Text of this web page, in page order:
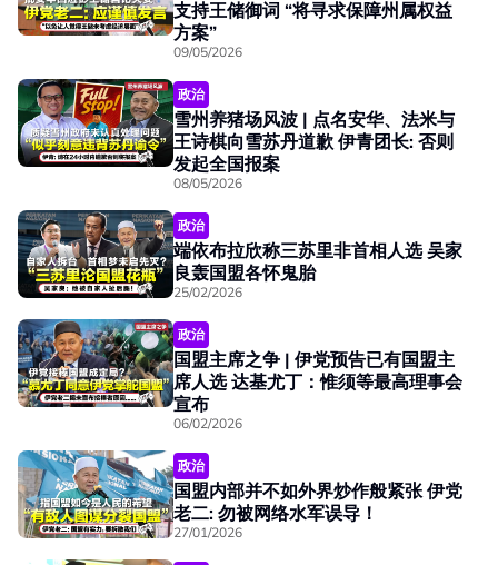
支持王储御词 “将寻求保障州属权益
方案”
09/05/2026
政治
雪州养猪场风波 | 点名安华、法米与
王诗棋向雪苏丹道歉 伊青团长: 否则
发起全国报案
08/05/2026
政治
端依布拉欣称三苏里非首相人选 吴家
良轰国盟各怀鬼胎
25/02/2026
政治
国盟主席之争 | 伊党预告已有国盟主
席人选 达基尤丁：惟须等最高理事会
宣布
06/02/2026
政治
国盟内部并不如外界炒作般紧张 伊党
老二: 勿被网络水军误导！
27/01/2026